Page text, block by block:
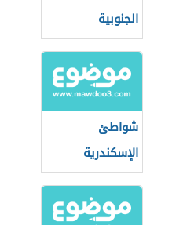
الجنوبية
شواطئ
الإسكندرية